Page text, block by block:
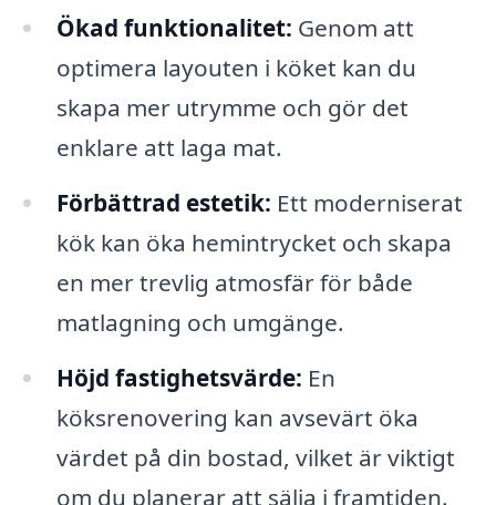
Ökad funktionalitet: Genom att
optimera layouten i köket kan du
skapa mer utrymme och gör det
enklare att laga mat.
Förbättrad estetik: Ett moderniserat
kök kan öka hemintrycket och skapa
en mer trevlig atmosfär för både
matlagning och umgänge.
Höjd fastighetsvärde: En
köksrenovering kan avsevärt öka
värdet på din bostad, vilket är viktigt
om du planerar att sälja i framtiden.